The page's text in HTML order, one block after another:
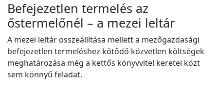
Befejezetlen termelés az
őstermelőnél – a mezei leltár
A mezei leltár összeállítása mellett a mezőgazdasági
befejezetlen termeléshez kötődő közvetlen költségek
meghatározása még a kettős könyvvitel keretei közt
sem könnyű feladat.